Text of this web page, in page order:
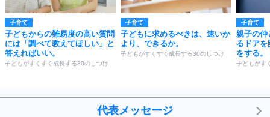
子育て
子どもからの難易度の高い質問
には「調べて教えてほしい」と
答えればいい。
子どもがすくすく成長する30のしつけ
子育て
子どもに求めるべきは、速いか
より、できるか。
子どもがすくすく成長する30のしつけ
子育て
親子の仲
るドア
をする。
子どもがす
代表メッセージ